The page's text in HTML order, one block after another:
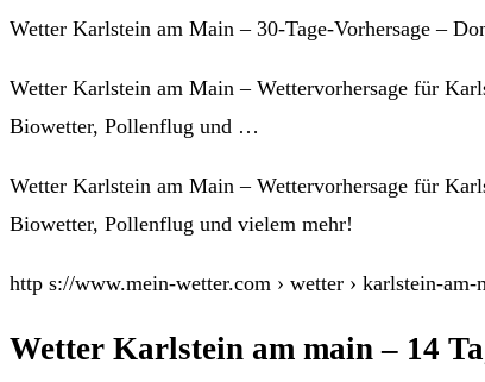
Wetter Karlstein am Main – 30-Tage-Vorhersage –
Wetter Karlstein am Main – Wettervorhersage für
Biowetter, Pollenflug und …
Wetter Karlstein am Main – Wettervorhersage für
Biowetter, Pollenflug und vielem mehr!
http s://www.mein-wetter.com › wetter › karlstein-
Wetter Karlstein am main – 14